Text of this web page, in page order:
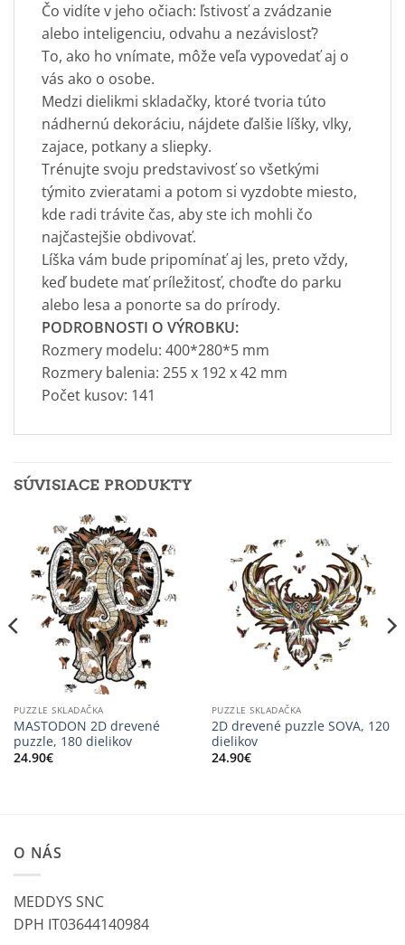
Čo vidíte v jeho očiach: ľstivosť a zvádzanie
alebo inteligenciu, odvahu a nezávislosť?
To, ako ho vnímate, môže veľa vypovedať aj o
vás ako o osobe.
Medzi dielikmi skladačky, ktoré tvoria túto
nádhernú dekoráciu, nájdete ďalšie líšky, vlky,
zajace, potkany a sliepky.
Trénujte svoju predstavivosť so všetkými
týmito zvieratami a potom si vyzdobte miesto,
kde radi trávite čas, aby ste ich mohli čo
najčastejšie obdivovať.
Líška vám bude pripomínať aj les, preto vždy,
keď budete mať príležitosť, choďte do parku
alebo lesa a ponorte sa do prírody.
PODROBNOSTI O VÝROBKU:
Rozmery modelu: 400*280*5 mm
Rozmery balenia: 255 x 192 x 42 mm
Počet kusov: 141
SÚVISIACE PRODUKTY
PUZZLE SKLADAČKA
MASTODON 2D drevené
puzzle, 180 dielikov
24.90€
PUZZLE SKLADAČKA
2D drevené puzzle SOVA, 120
dielikov
24.90€
O NÁS
MEDDYS SNC
DPH IT03644140984